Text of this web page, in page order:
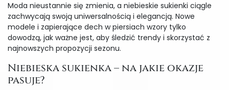
Moda nieustannie się zmienia, a niebieskie sukienki ciągle
zachwycają swoją uniwersalnością i elegancją. Nowe
modele i zapierające dech w piersiach wzory tylko
dowodzą, jak ważne jest, aby śledzić trendy i skorzystać z
najnowszych propozycji sezonu.
Niebieska sukienka – na jakie okazje
pasuje?